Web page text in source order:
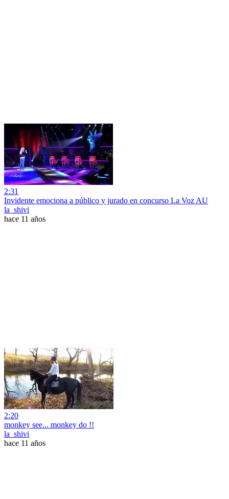
2:31
Invidente emociona a público y jurado en concurso La Voz AU
la_shivi
hace 11 años
2:20
monkey see... monkey do !!
la_shivi
hace 11 años